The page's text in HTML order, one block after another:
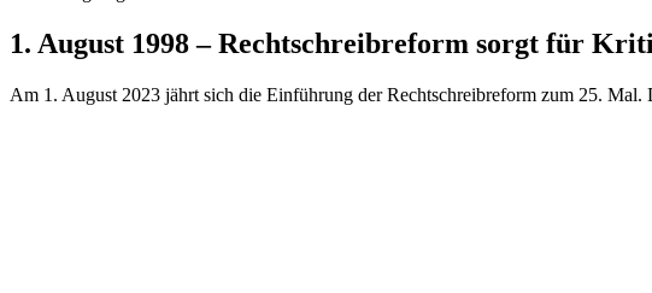
1. August 1998 – Rechtschreibreform sorgt für
Am 1. August 2023 jährt sich die Einführung der Rechtschreibreform zum 25.